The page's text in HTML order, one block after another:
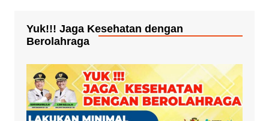
Yuk!!! Jaga Kesehatan dengan
Berolahraga